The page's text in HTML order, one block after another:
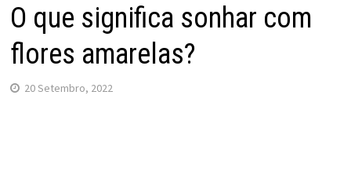
O que significa sonhar com
flores amarelas?
20 Setembro, 2022